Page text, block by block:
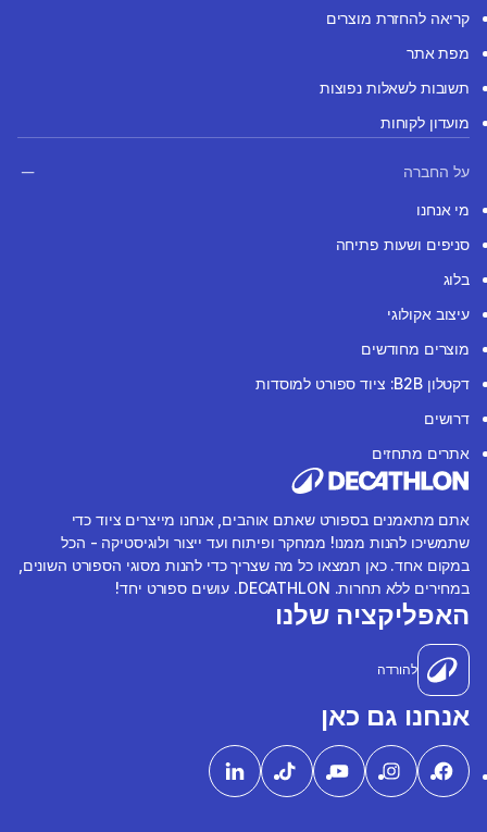
קריאה להחזרת מוצרים
מפת אתר
תשובות לשאלות נפוצות
מועדון לקוחות
על החברה
מי אנחנו
סניפים ושעות פתיחה
בלוג
עיצוב אקולוגי
מוצרים מחודשים
דקטלון B2B: ציוד ספורט למוסדות
דרושים
אתרים מתחזים
אתם מתאמנים בספורט שאתם אוהבים, אנחנו מייצרים ציוד כדי
שתמשיכו להנות ממנו! ממחקר ופיתוח ועד ייצור ולוגיסטיקה - הכל
במקום אחד. כאן תמצאו כל מה שצריך כדי להנות מסוגי הספורט השונים,
במחירים ללא תחרות. DECATHLON. עושים ספורט יחד!
האפליקציה שלנו
להורדה
אנחנו גם כאן